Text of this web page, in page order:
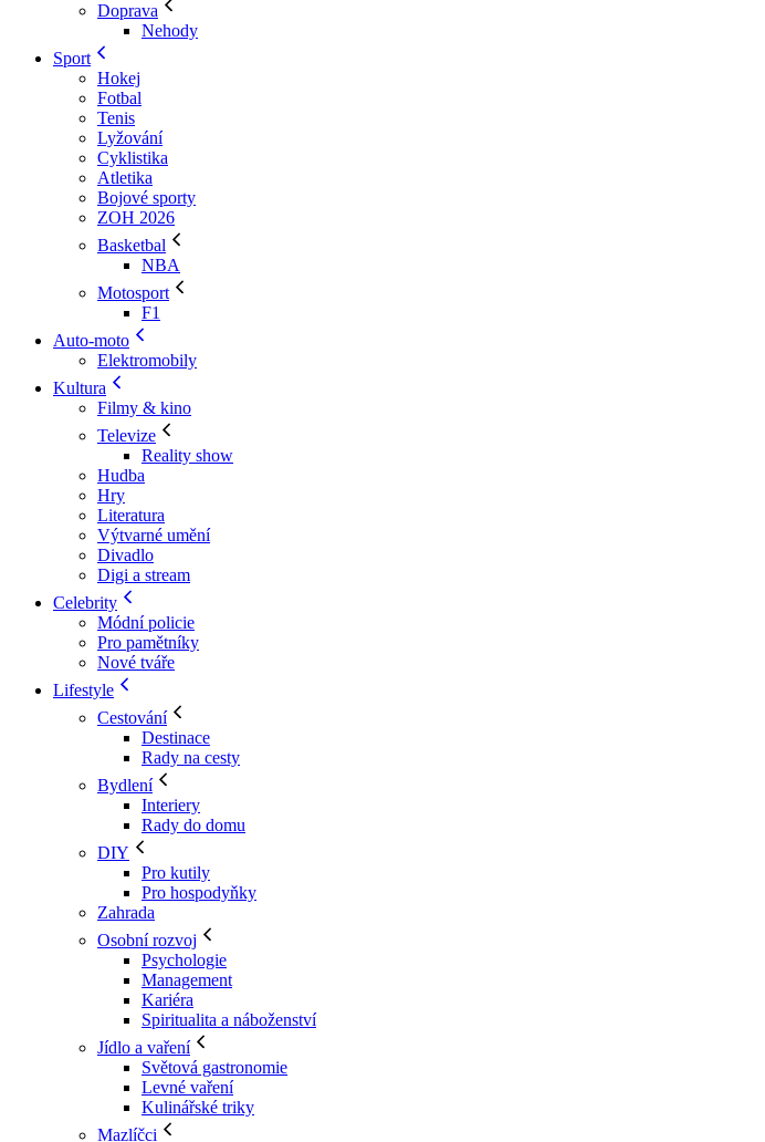
Doprava
Nehody
Sport
Hokej
Fotbal
Tenis
Lyžování
Cyklistika
Atletika
Bojové sporty
ZOH 2026
Basketbal
NBA
Motosport
F1
Auto-moto
Elektromobily
Kultura
Filmy & kino
Televize
Reality show
Hudba
Hry
Literatura
Výtvarné umění
Divadlo
Digi a stream
Celebrity
Módní policie
Pro pamětníky
Nové tváře
Lifestyle
Cestování
Destinace
Rady na cesty
Bydlení
Interiery
Rady do domu
DIY
Pro kutily
Pro hospodyňky
Zahrada
Osobní rozvoj
Psychologie
Management
Kariéra
Spiritualita a náboženství
Jídlo a vaření
Světová gastronomie
Levné vaření
Kulinářské triky
Mazlíčci